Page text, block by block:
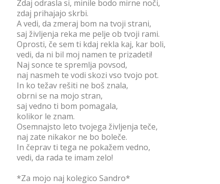
Zdaj odrasla si, minile bodo mirne noči,
zdaj prihajajo skrbi.
A vedi, da zmeraj bom na tvoji strani,
saj življenja reka me pelje ob tvoji rami.
Oprosti, če sem ti kdaj rekla kaj, kar boli,
vedi, da ni bil moj namen te prizadeti!
Naj sonce te spremlja povsod,
naj nasmeh te vodi skozi vso tvojo pot.
In ko težav rešiti ne boš znala,
obrni se na mojo stran,
saj vedno ti bom pomagala,
kolikor le znam.
Osemnajsto leto tvojega življenja teče,
naj zate nikakor ne bo boleče.
In čeprav ti tega ne pokažem vedno,
vedi, da rada te imam zelo!
*Za mojo naj kolegico Sandro*